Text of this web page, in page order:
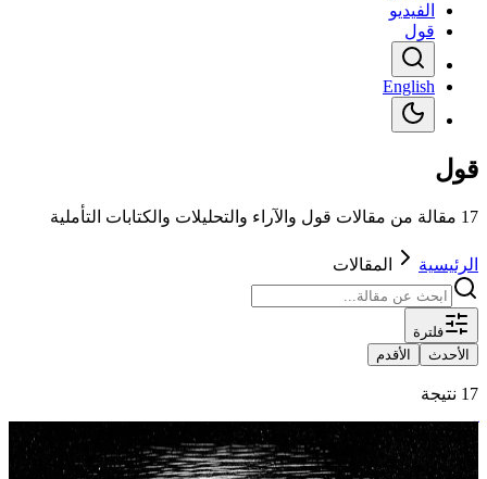
الفيديو
قول
English
قول
17 مقالة من مقالات قول والآراء والتحليلات والكتابات التأملية
الرئيسية المقالات
فلترة
الأحدث
الأقدم
17 نتيجة
آراء
عندما فقد المال قيمته بين ليلة وضحاها